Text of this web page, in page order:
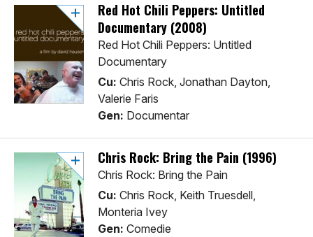
Red Hot Chili Peppers: Untitled
Documentary (2008)
Red Hot Chili Peppers: Untitled
Documentary
Cu: Chris Rock, Jonathan Dayton,
Valerie Faris
Gen: Documentar
Chris Rock: Bring the Pain (1996)
Chris Rock: Bring the Pain
Cu: Chris Rock, Keith Truesdell,
Monteria Ivey
Gen: Comedie